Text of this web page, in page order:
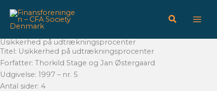
indholdet
Usikkerhed på udtrækningsprocenter
Titel: Usikkerhed på udtrækningsprocenter
Forfatter: Thorkild Stage og Jan Østergaard
Udgivelse: 1997 – nr. 5
Antal sider: 4